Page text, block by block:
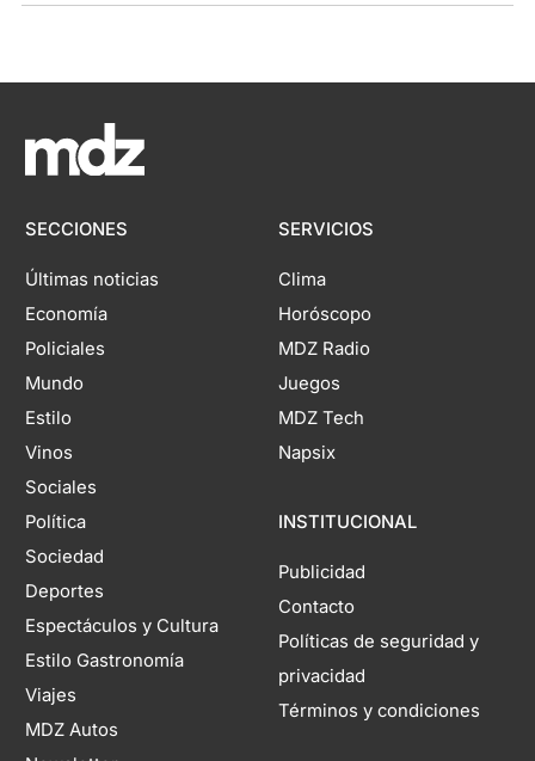
SECCIONES
Últimas noticias
Economía
Policiales
Mundo
Estilo
Vinos
Sociales
Política
Sociedad
Deportes
Espectáculos y Cultura
Estilo Gastronomía
Viajes
MDZ Autos
SERVICIOS
Clima
Horóscopo
MDZ Radio
Juegos
MDZ Tech
Napsix
INSTITUCIONAL
Publicidad
Contacto
Políticas de seguridad y
privacidad
Términos y condiciones